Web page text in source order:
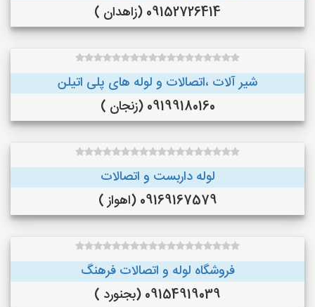
09152726414 (زاهدان )
شیر آلات ،اتصالات و لوله های پلی اتیلن
09199180160 (زنجان )
لوله داربست و اتصالات
09169167579 (اهواز )
فروشگاه لوله و اتصالات فرهنگ
09154919039 (بجنورد )